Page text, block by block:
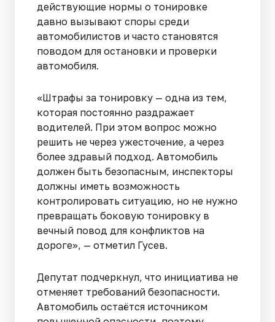
действующие нормы о тонировке
давно вызывают споры среди
автомобилистов и часто становятся
поводом для остановки и проверки
автомобиля.
«Штрафы за тонировку — одна из тем,
которая постоянно раздражает
водителей. При этом вопрос можно
решить не через ужесточение, а через
более здравый подход. Автомобиль
должен быть безопасным, инспекторы
должны иметь возможность
контролировать ситуацию, но не нужно
превращать боковую тонировку в
вечный повод для конфликтов на
дороге», — отметил Гусев.
Депутат подчеркнул, что инициатива не
отменяет требований безопасности.
Автомобиль остаётся источником